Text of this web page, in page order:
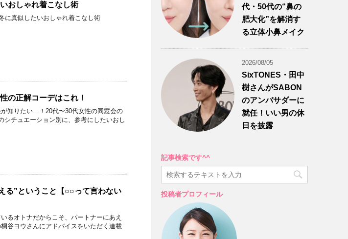
おしゃれ着こなし術
に真似したいおしゃれ着こなし術
の正解コーデはこれ！
知りたい…！20代〜30代女性の同窓会の
シチュエーション別に、参考にしたいおし
る”ということ【○○って言わない
るオトナだからこそ、パートナーにあえ
谷ヨウさんにアドバイスをいただく連載
代・50代の“鼻の
肥大化”を解消す
る立体小鼻メイク
2026/08/05
SixTONES・田中
樹さんがSABON
のアンバサダーに
就任！いい男の休
日を披露
記事検索です^^
投稿者プロフィール